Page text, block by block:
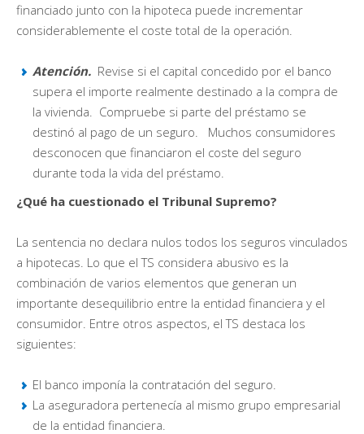
financiado junto con la hipoteca puede incrementar
considerablemente el coste total de la operación.
Atención. Revise si el capital concedido por el banco
supera el importe realmente destinado a la compra de
la vivienda. Compruebe si parte del préstamo se
destinó al pago de un seguro. Muchos consumidores
desconocen que financiaron el coste del seguro
durante toda la vida del préstamo.
¿Qué ha cuestionado el Tribunal Supremo?
La sentencia no declara nulos todos los seguros vinculados
a hipotecas. Lo que el TS considera abusivo es la
combinación de varios elementos que generan un
importante desequilibrio entre la entidad financiera y el
consumidor. Entre otros aspectos, el TS destaca los
siguientes:
El banco imponía la contratación del seguro.
La aseguradora pertenecía al mismo grupo empresarial
de la entidad financiera.